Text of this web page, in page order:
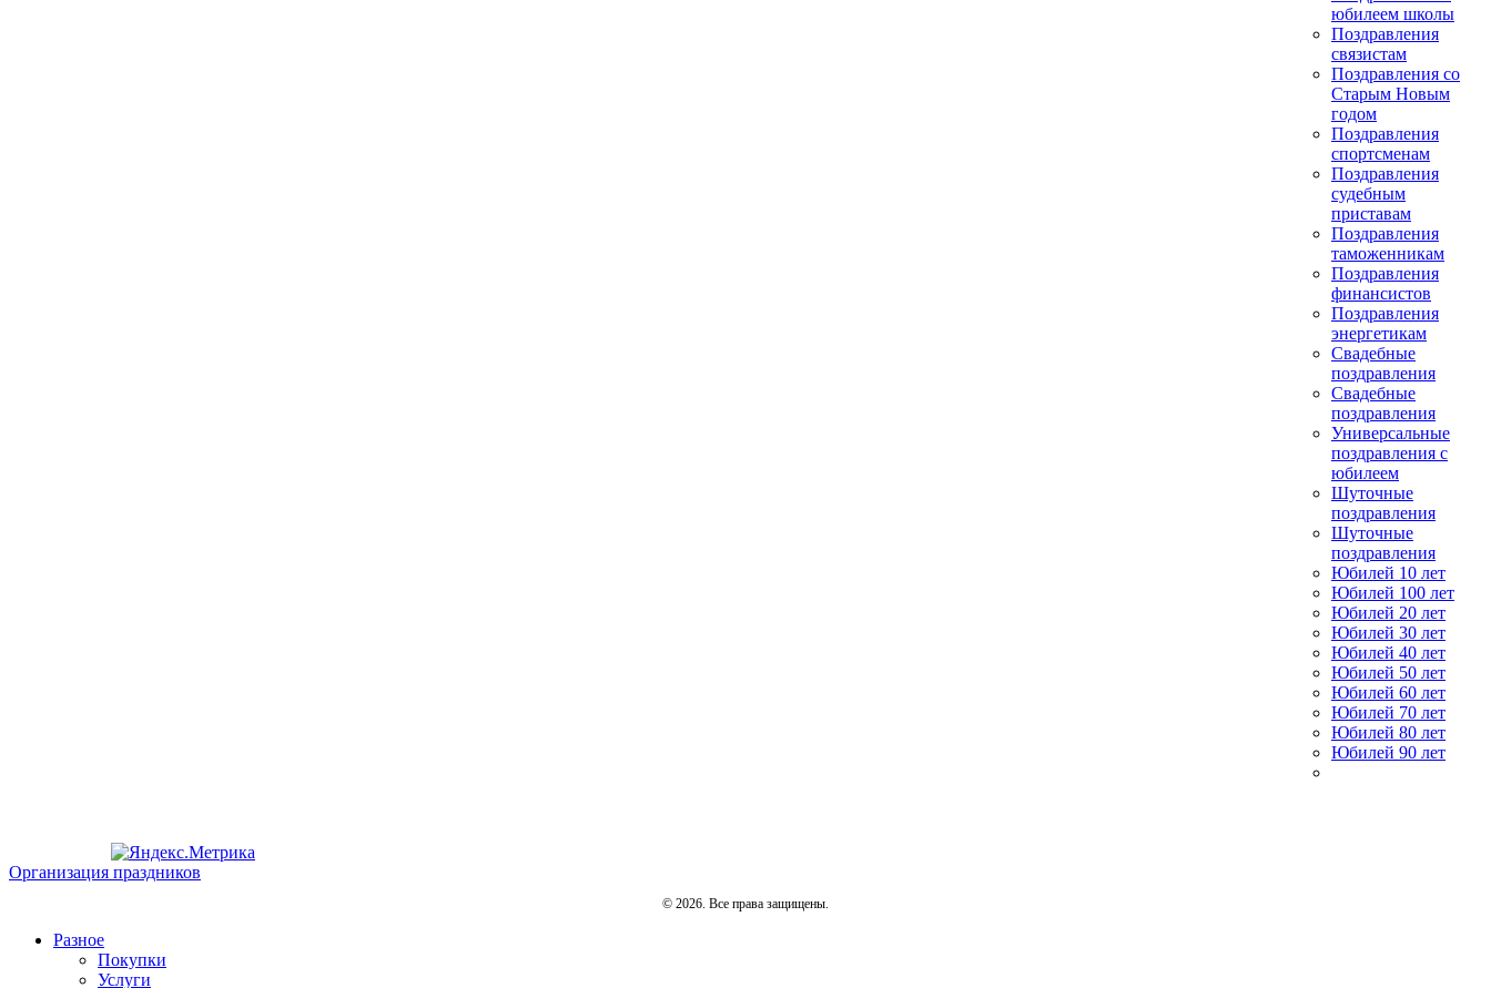
юбилеем школы
Поздравления
связистам
Поздравления со
Старым Новым
годом
Поздравления
спортсменам
Поздравления
судебным
приставам
Поздравления
таможенникам
Поздравления
финансистов
Поздравления
энергетикам
Свадебные
поздравления
Свадебные
поздравления
Универсальные
поздравления с
юбилеем
Шуточные
поздравления
Шуточные
поздравления
Юбилей 10 лет
Юбилей 100 лет
Юбилей 20 лет
Юбилей 30 лет
Юбилей 40 лет
Юбилей 50 лет
Юбилей 60 лет
Юбилей 70 лет
Юбилей 80 лет
Юбилей 90 лет
Организация праздников
© 2026. Все права защищены.
Разное
Покупки
Услуги